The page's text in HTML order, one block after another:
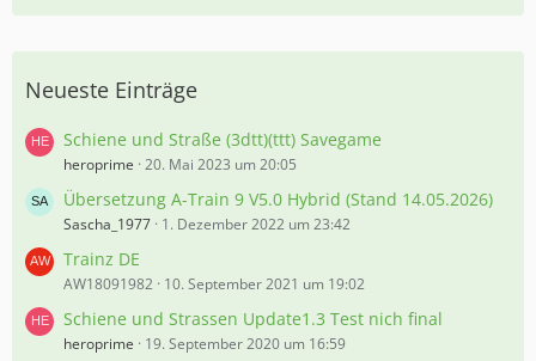
Neueste Einträge
Schiene und Straße (3dtt)(ttt) Savegame
heroprime 20. Mai 2023 um 20:05
Übersetzung A-Train 9 V5.0 Hybrid (Stand 14.05.2026)
Sascha_1977 1. Dezember 2022 um 23:42
Trainz DE
AW18091982 10. September 2021 um 19:02
Schiene und Strassen Update1.3 Test nich final
heroprime 19. September 2020 um 16:59